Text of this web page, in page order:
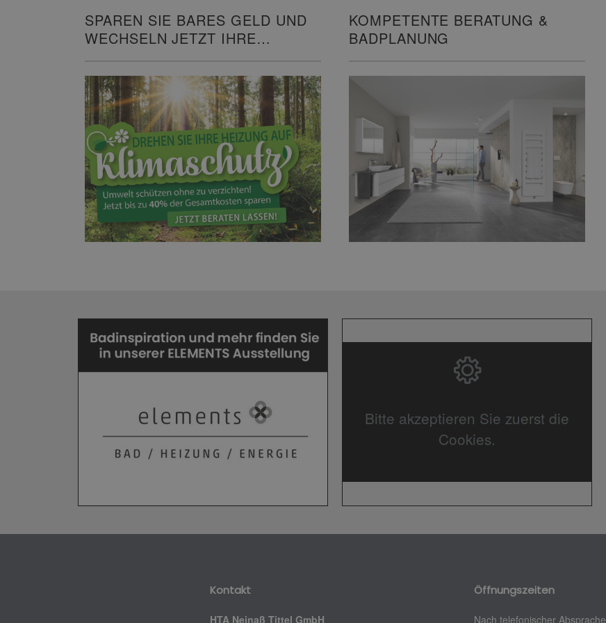
SPAREN SIE BARES GELD UND
WECHSELN JETZT IHRE
KOMPETENTE BERATUNG &
BADPLANUNG
Bitte akzeptieren Sie zuerst die
Cookies.
Kontakt
HTA Neinaß Tittel GmbH
Öffnungszeiten
Nach telefonischer Absprache